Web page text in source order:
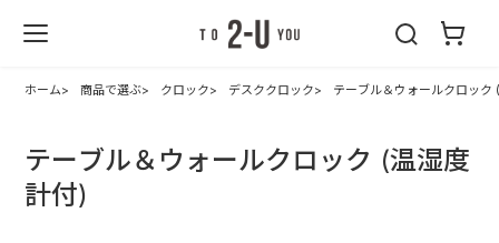
ホーム 商品で選ぶ クロック デスククロック テーブル＆ウォールクロック
テーブル＆ウォールクロック (温湿度
計付)